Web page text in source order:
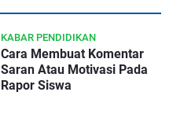
KABAR PENDIDIKAN
Cara Membuat Komentar
Saran Atau Motivasi Pada
Rapor Siswa